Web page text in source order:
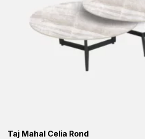
Taj Mahal Celia Rond